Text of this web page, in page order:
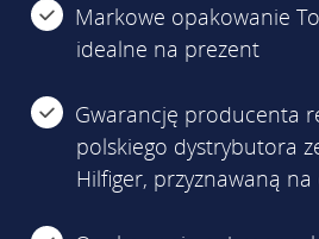
Markowe opakowanie
idealne na prezent
Gwarancję producenta
polskiego dystrybutora
Hilfiger, przyznawaną